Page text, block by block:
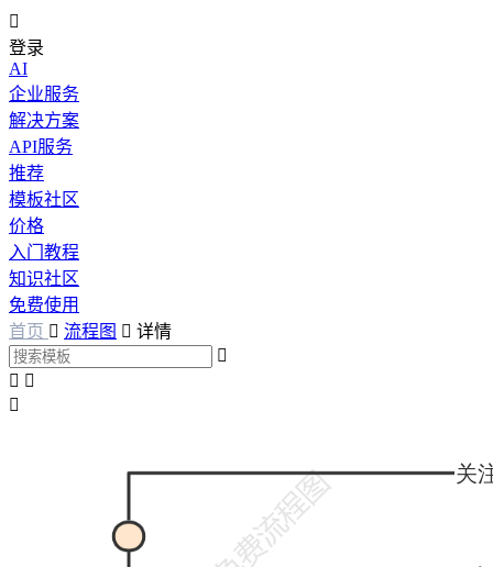

登录
AI
企业服务
解决方案
API服务
推荐
模板社区
价格
入门教程
知识社区
免费使用
首页  流程图  详情

 
